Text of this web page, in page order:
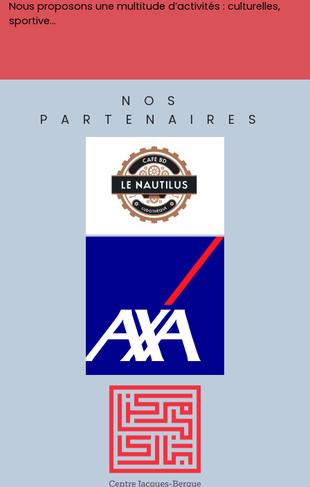
Nous proposons une multitude d’activités : culturelles,
sportive…
NOS
PARTENAIRES